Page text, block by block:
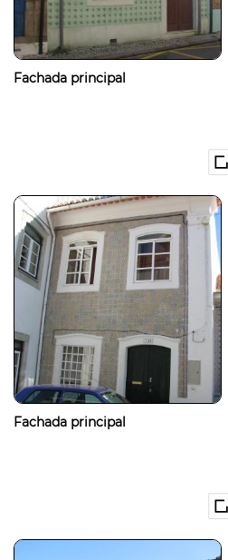
Fachada principal
Fachada principal